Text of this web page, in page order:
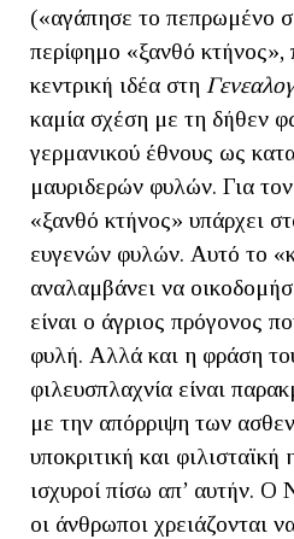
(«αγάπησε το πεπρωμένο
περίφημο «ξανθό κτήνος»,
κεντρική ιδέα στη
καμία σχέση με τη δήθεν
γερμανικού έθνους ως
μαυριδερών φυλών. Για
«ξανθό κτήνος» υπάρχει
ευγενών φυλών. Αυτό το
αναλαμβάνει να
είναι ο άγριος πρόγονος
φυλή. Αλλά και η φράση
φιλευσπλαχνία είναι
με την απόρριψη των
υποκριτική και
ισχυροί πίσω απ’ αυτήν. Ο
οι άνθρωποι χρειάζονται